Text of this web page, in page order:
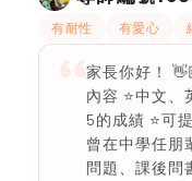
有耐性 有愛心
家長你好！
內容 ⭐️中文
5的成績 ⭐️可
曾在中學任朋
問題、課後問